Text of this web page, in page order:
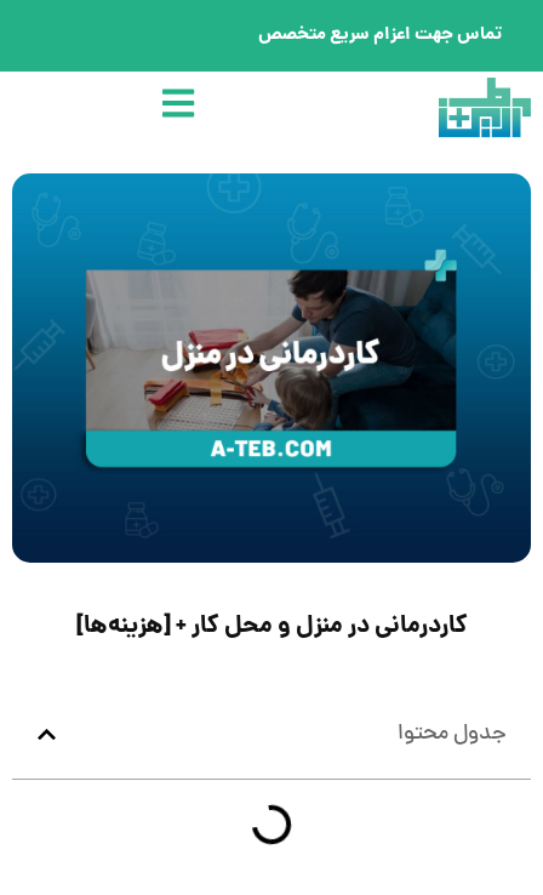
تماس جهت اعزام سریع متخصص
کاردرمانی در منزل و محل کار + [هزینه‌ها]
جدول محتوا